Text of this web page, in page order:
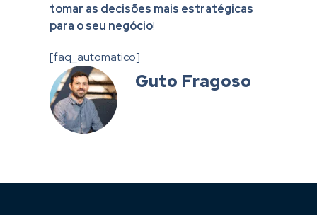
tomar as decisões mais estratégicas
para o seu negócio!
[faq_automatico]
Guto Fragoso